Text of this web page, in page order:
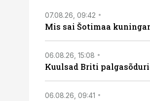
07.08.26, 09:42
Mis sai Šotimaa
06.08.26, 15:08
Kuulsad Briti
06.08.26, 09:41